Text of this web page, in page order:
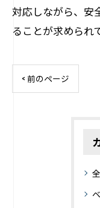
対応しながら、安
ることが求められ
< 前のページ